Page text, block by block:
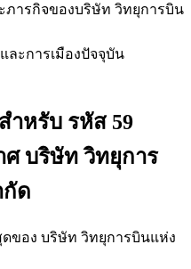
ภารกิจของบริษัท วิทยุการบิน
ละการเมืองปัจจุบัน
ำหรับ รหัส 59
ศ บริษัท วิทยุการ
กัด
ของ บริษัท วิทยุการบินแห่ง